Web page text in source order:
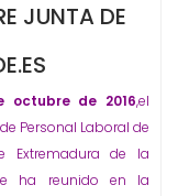
JUNTA DE
octubre de 2016,el
Personal Laboral de
Extremadura de la
ha reunido en la